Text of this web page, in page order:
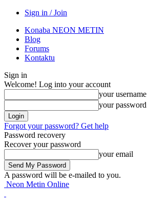
Sign in / Join
Konaba NEON METIN
Blog
Forums
Kontaktu
Sign in
Welcome! Log into your account
your username
your password
Forgot your password? Get help
Password recovery
Recover your password
your email
A password will be e-mailed to you.
Neon Metin Online